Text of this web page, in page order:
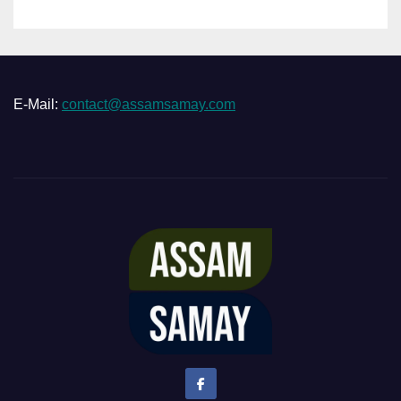
E-Mail: contact@assamsamay.com